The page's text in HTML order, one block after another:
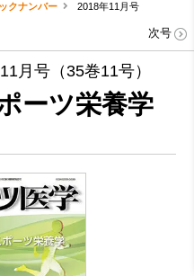
クナンバー 2018年11月号
次号
月号（35巻11号）
ーツ栄養学